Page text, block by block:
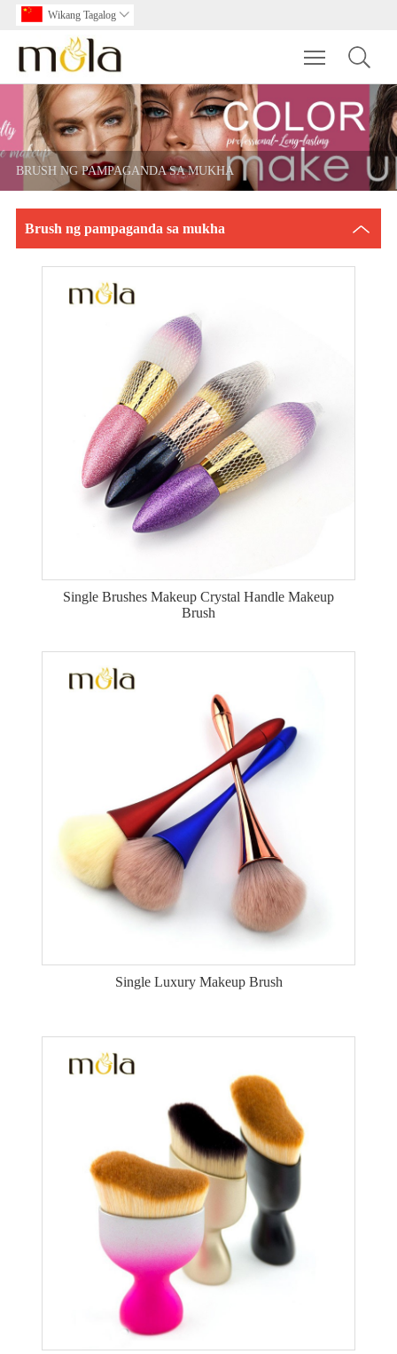
Wikang Tagalog 
Toggle
BRUSH NG PAMPAGANDA SA MUKHA
Brush ng pampaganda sa mukha
Single Brushes Makeup Crystal Handle Makeup
Brush
Single Luxury Makeup Brush